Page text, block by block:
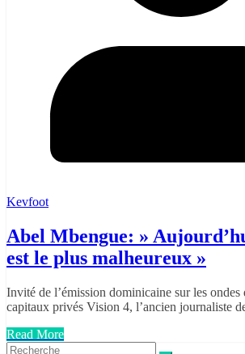
Kevfoot
Abel Mbengue: »
est le plus malheureux »
Invité de l’émission dominicaine sur les ondes
capitaux privés Vision 4, l’ancien journaliste
Read More